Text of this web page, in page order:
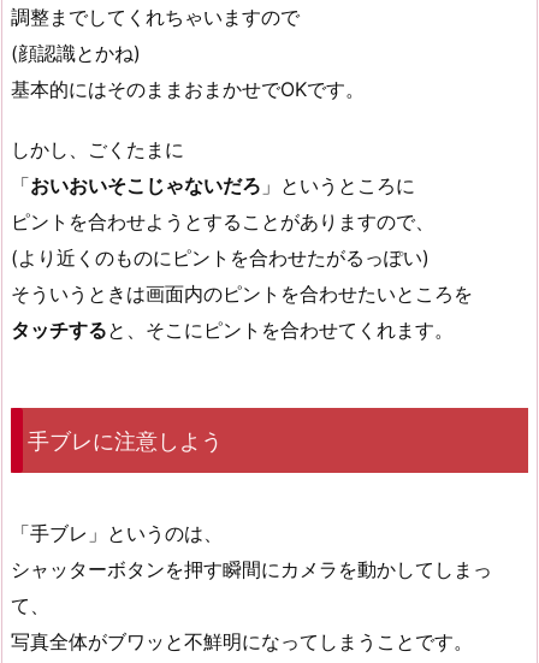
調整までしてくれちゃいますので
(顔認識とかね)
基本的にはそのままおまかせでOKです。
しかし、ごくたまに
「おいおいそこじゃないだろ 」というところに
ピントを合わせようとすることがありますので、
(より近くのものにピントを合わせたがるっぽい)
そういうときは画面内のピントを合わせたいところを
タッチすると、そこにピントを合わせてくれます。
手ブレに注意しよう
「手ブレ」というのは、
シャッターボタンを押す瞬間にカメラを動かしてしまっ
て、
写真全体がブワッと不鮮明になってしまうことです。